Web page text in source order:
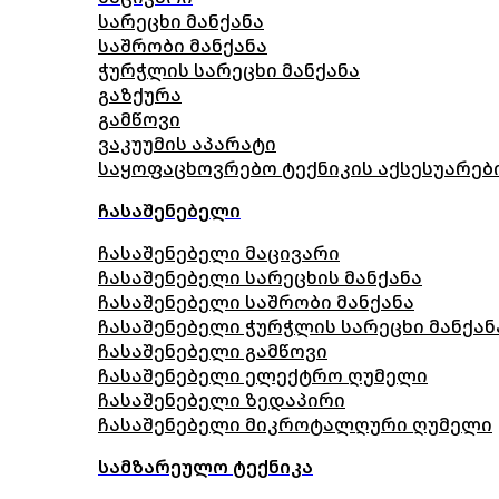
სარეცხი მანქანა
საშრობი მანქანა
ჭურჭლის სარეცხი მანქანა
გაზქურა
გამწოვი
ვაკუუმის აპარატი
საყოფაცხოვრებო ტექნიკის
ჩასაშენებელი
ჩასაშენებელი მაცივარი
ჩასაშენებელი სარეცხის მანქანა
ჩასაშენებელი საშრობი მანქანა
ჩასაშენებელი ჭურჭლის სარეცხი
ჩასაშენებელი გამწოვი
ჩასაშენებელი ელექტრო ღუმელი
ჩასაშენებელი ზედაპირი
ჩასაშენებელი მიკროტალღური ღუმელი
სამზარეულო ტექნიკა